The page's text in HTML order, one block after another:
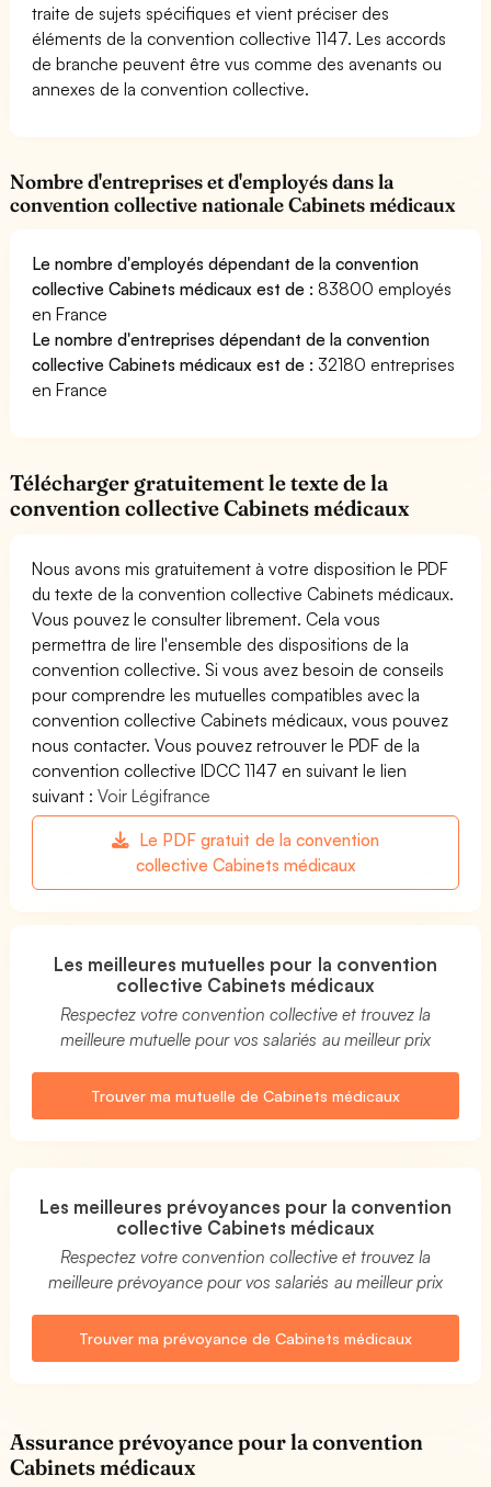
traite de sujets spécifiques et vient préciser des
éléments de la convention collective 1147. Les accords
de branche peuvent être vus comme des avenants ou
annexes de la convention collective.
Nombre d'entreprises et d'employés dans la
convention collective nationale Cabinets médicaux
Le nombre d'employés dépendant de la convention
collective Cabinets médicaux est de :83800 employés
en France
Le nombre d'entreprises dépendant de la convention
collective Cabinets médicaux est de : 32180 entreprises
en France
Télécharger gratuitement le texte de la
convention collective Cabinets médicaux
Nous avons mis gratuitement à votre disposition le PDF
du texte de la convention collective Cabinets médicaux.
Vous pouvez le consulter librement. Cela vous
permettra de lire l'ensemble des dispositions de la
convention collective. Si vous avez besoin de conseils
pour comprendre les mutuelles compatibles avec la
convention collective Cabinets médicaux, vous pouvez
nous contacter. Vous pouvez retrouver le PDF de la
convention collective IDCC 1147 en suivant le lien
suivant :Voir Légifrance
Le PDF gratuit de la convention
collective Cabinets médicaux
Les meilleures mutuelles pour la convention
collective Cabinets médicaux
Respectez votre convention collective et trouvez la
meilleure mutuelle pour vos salariés au meilleur prix
Trouver ma mutuelle de Cabinets médicaux
Les meilleures prévoyances pour la convention
collective Cabinets médicaux
Respectez votre convention collective et trouvez la
meilleure prévoyance pour vos salariés au meilleur prix
Trouver ma prévoyance de Cabinets médicaux
Assurance prévoyance pour la convention
Cabinets médicaux